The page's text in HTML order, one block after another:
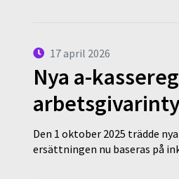
17 april 2026
Nya a-
Den 1 oktober 2025 trädde
ersättningen nu baseras på